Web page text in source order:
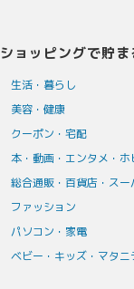
ショッピングで貯ま
生活・暮らし
美容・健康
クーポン・宅配
本・動画・エンタメ・ホ
総合通販・百貨店・スー
ファッション
パソコン・家電
ベビー・キッズ・マタニ